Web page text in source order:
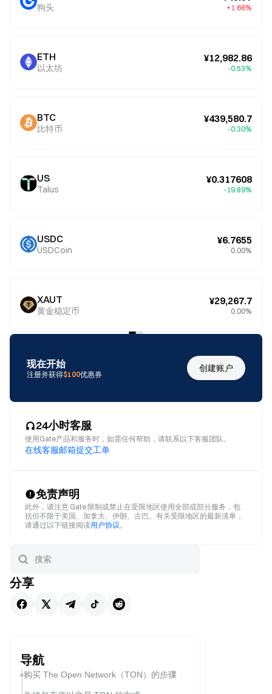
狗头 +1.66%
ETH
以太坊
¥12,982.86
-0.53%
BTC
比特币
¥439,580.7
-0.30%
US
Talus
¥0.317608
-19.89%
USDC
USDCoin
¥6.7655
0.00%
XAUT
黄金稳定币
¥29,267.7
0.00%
现在开始
注册并获得$100优惠券
创建账户
24小时客服
使用Gate产品和服务时，如需任何帮助，请联系以下客服团队。
在线客服邮箱提交工单
免责声明
此外，请注意 Gate 限制或禁止在受限地区使用全部或部分服务，包
括但不限于美国、加拿大、伊朗、古巴。有关受限地区的最新清单，
请通过以下链接阅读用户协议。
分享
导航
购买 The Open Network（TON）的步骤